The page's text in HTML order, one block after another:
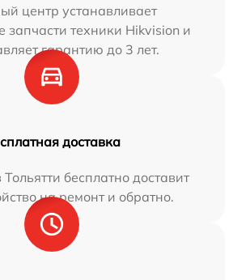
центр устанавливает
запчасти техники Hikvision и
гарантию до 3 лет.
доставка
бесплатно доставит
на ремонт и обратно.